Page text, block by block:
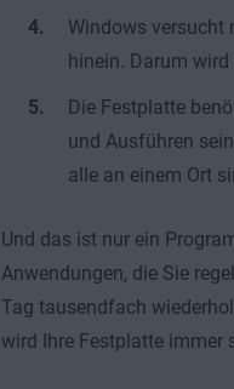
Windows versucht
hinein. Darum
Die Festplatte
und Ausführen
alle an einem Ort
Und das ist nur ein
Anwendungen, die Sie
Tag tausendfach
wird Ihre Festplatte immer